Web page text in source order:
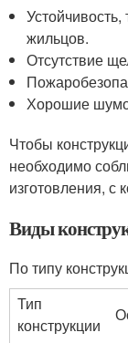
Устойчивость,
жильцов.
Отсутствие
Хорошие
Чтобы
необходимо
изготовления, с
Виды
По типу
Тип
конструкции